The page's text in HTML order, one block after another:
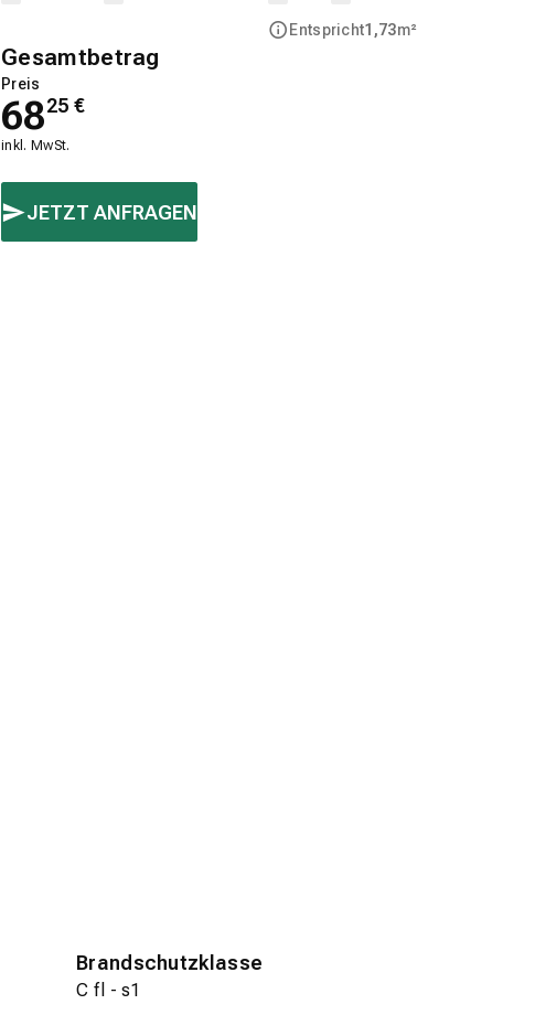
Entspricht1,73m²
Gesamtbetrag
Preis
6825 €
inkl. MwSt.
JETZT ANFRAGEN
Brandschutzklasse
C fl - s1